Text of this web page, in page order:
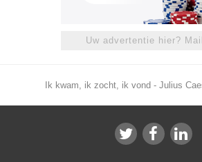
Uw advertentie hier?
Ik kwam, ik zocht, ik vond - Julius